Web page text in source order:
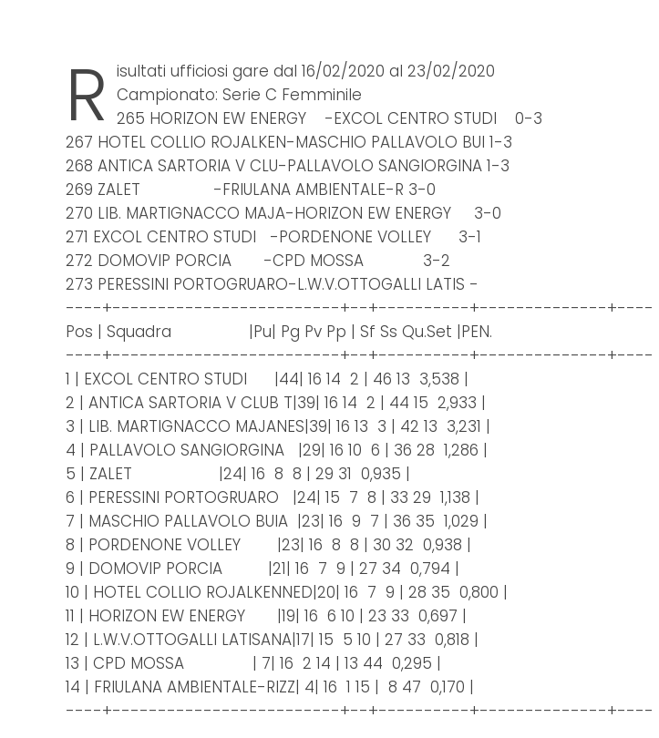
R isultati ufficiosi gare dal 16/02/2020 al 23/02/2020
Campionato: Serie C Femminile
265 HORIZON EW ENERGY -EXCOL CENTRO STUDI 0-3
267 HOTEL COLLIO ROJALKEN-MASCHIO PALLAVOLO BUI 1-3
268 ANTICA SARTORIA V CLU-PALLAVOLO SANGIORGINA 1-3
269 ZALET -FRIULANA AMBIENTALE-R 3-0
270 LIB. MARTIGNACCO MAJA-HORIZON EW ENERGY 3-0
271 EXCOL CENTRO STUDI -PORDENONE VOLLEY 3-1
272 DOMOVIP PORCIA -CPD MOSSA 3-2
273 PERESSINI PORTOGRUARO-L.W.V.OTTOGALLI LATIS -
----+-------------------------+--+----------+--------------+----
Pos | Squadra |Pu| Pg Pv Pp | Sf Ss Qu.Set |PEN.
----+-------------------------+--+----------+--------------+----
1 | EXCOL CENTRO STUDI |44| 16 14 2 | 46 13 3,538 |
2 | ANTICA SARTORIA V CLUB T|39| 16 14 2 | 44 15 2,933 |
3 | LIB. MARTIGNACCO MAJANES|39| 16 13 3 | 42 13 3,231 |
4 | PALLAVOLO SANGIORGINA |29| 16 10 6 | 36 28 1,286 |
5 | ZALET |24| 16 8 8 | 29 31 0,935 |
6 | PERESSINI PORTOGRUARO |24| 15 7 8 | 33 29 1,138 |
7 | MASCHIO PALLAVOLO BUIA |23| 16 9 7 | 36 35 1,029 |
8 | PORDENONE VOLLEY |23| 16 8 8 | 30 32 0,938 |
9 | DOMOVIP PORCIA |21| 16 7 9 | 27 34 0,794 |
10 | HOTEL COLLIO ROJALKENNED|20| 16 7 9 | 28 35 0,800 |
11 | HORIZON EW ENERGY |19| 16 6 10 | 23 33 0,697 |
12 | L.W.V.OTTOGALLI LATISANA|17| 15 5 10 | 27 33 0,818 |
13 | CPD MOSSA | 7| 16 2 14 | 13 44 0,295 |
14 | FRIULANA AMBIENTALE-RIZZ| 4| 16 1 15 | 8 47 0,170 |
----+-------------------------+--+----------+--------------+----